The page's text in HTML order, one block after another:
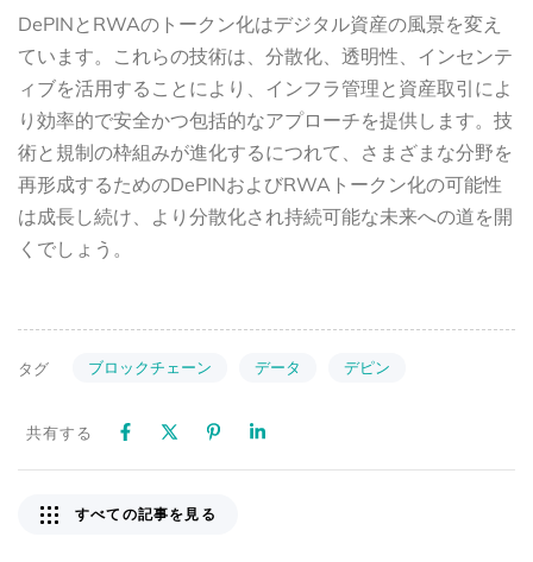
DePINとRWAのトークン化はデジタル資産の風景を変え
ています。これらの技術は、分散化、透明性、インセンテ
ィブを活用することにより、インフラ管理と資産取引によ
り効率的で安全かつ包括的なアプローチを提供します。技
術と規制の枠組みが進化するにつれて、さまざまな分野を
再形成するためのDePINおよびRWAトークン化の可能性
は成長し続け、より分散化され持続可能な未来への道を開
くでしょう。
タグ ブロックチェーン データ デピン
共有する
すべての記事を見る